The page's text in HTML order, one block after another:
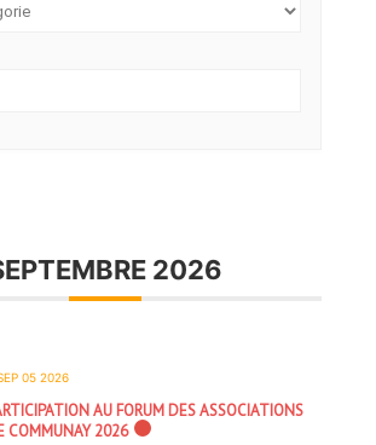
2026
05 2026
AU FORUM DES ASSOCIATIONS
COMMUNAY 2026